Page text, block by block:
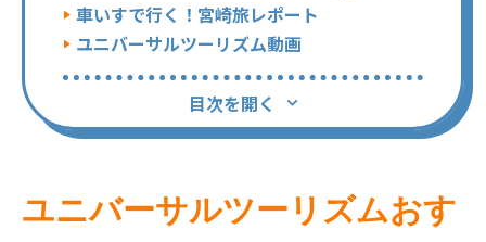
目次を開く
車いすで行く！宮崎旅レポート
ユニバーサルツーリズム動画
ユニバーサルツーリズムおす